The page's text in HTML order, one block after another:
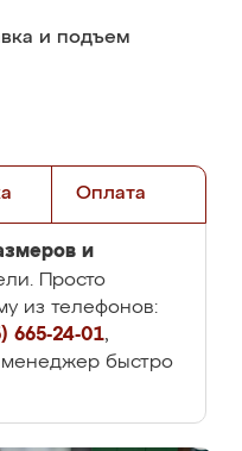
и подъем
Оплата
и
Просто
из телефонов:
665-24-01,
быстро